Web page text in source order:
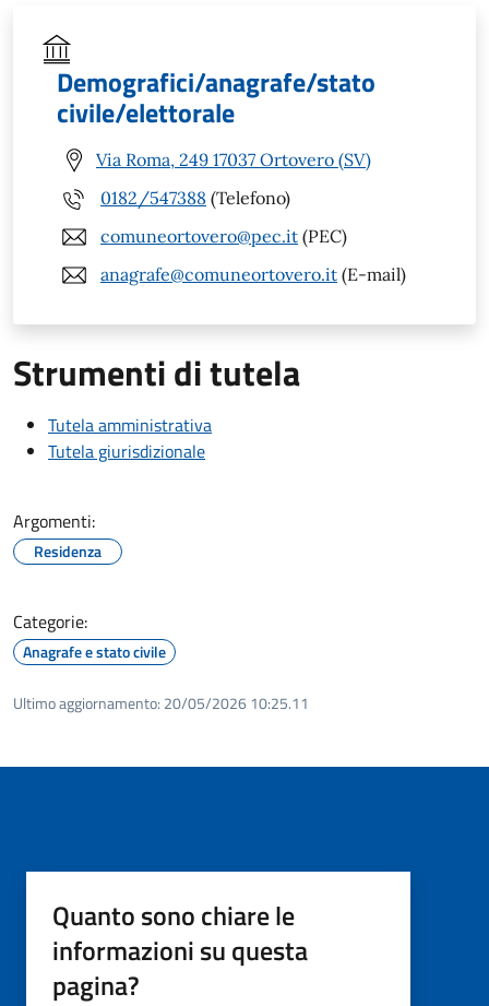
Demografici/anagrafe/stato
civile/elettorale
Via Roma, 249 17037 Ortovero (SV)
0182/547388 (Telefono)
comuneortovero@pec.it (PEC)
anagrafe@comuneortovero.it (E-mail)
Strumenti di tutela
Tutela amministrativa
Tutela giurisdizionale
Argomenti:
Residenza
Categorie:
Anagrafe e stato civile
Ultimo aggiornamento: 20/05/2026 10:25.11
Quanto sono chiare le
informazioni su questa
pagina?